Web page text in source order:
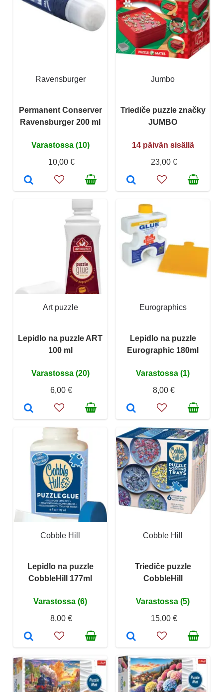
Ravensburger
Permanent Conserver
Ravensburger 200 ml
Varastossa (10)
10,00 €
Jumbo
Triediče puzzle značky
JUMBO
14 päivän sisällä
23,00 €
Art puzzle
Lepidlo na puzzle ART
100 ml
Varastossa (20)
6,00 €
Eurographics
Lepidlo na puzzle
Eurographic 180ml
Varastossa (1)
8,00 €
Cobble Hill
Lepidlo na puzzle
CobbleHill 177ml
Varastossa (6)
8,00 €
Cobble Hill
Triediče puzzle
CobbleHill
Varastossa (5)
15,00 €